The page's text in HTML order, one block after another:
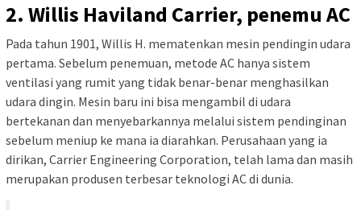
2. Willis Haviland Carrier, penemu AC
Pada tahun 1901, Willis H. mematenkan mesin pendingin udara
pertama. Sebelum penemuan, metode AC hanya sistem
ventilasi yang rumit yang tidak benar-benar menghasilkan
udara dingin. Mesin baru ini bisa mengambil di udara
bertekanan dan menyebarkannya melalui sistem pendinginan
sebelum meniup ke mana ia diarahkan. Perusahaan yang ia
dirikan, Carrier Engineering Corporation, telah lama dan masih
merupakan produsen terbesar teknologi AC di dunia.